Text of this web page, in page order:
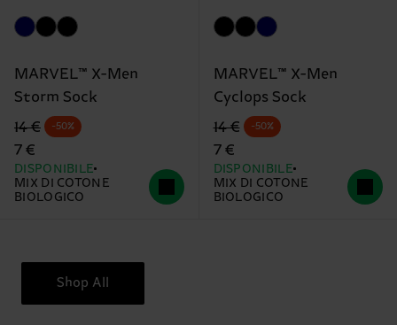
MARVEL™ X-Men
Storm Sock
Prezzo di partenza
14 €
prezzo scontato
7 €
-50%
DISPONIBILE
MIX DI COTONE
BIOLOGICO
MARVEL™ X-Men
Cyclops Sock
Prezzo di partenza
14 €
prezzo scontato
7 €
-50%
DISPONIBILE
MIX DI COTONE
BIOLOGICO
Shop All